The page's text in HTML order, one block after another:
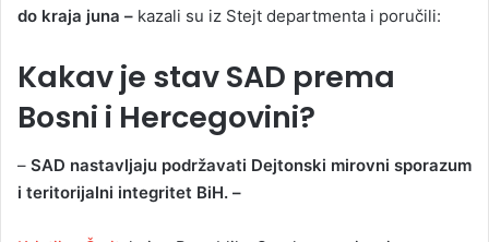
do kraja juna – kazali su iz Stejt departmenta i poručili:
Kakav je stav SAD prema
Bosni i Hercegovini?
– SAD nastavljaju podržavati Dejtonski mirovni sporazum
i teritorijalni integritet BiH. –